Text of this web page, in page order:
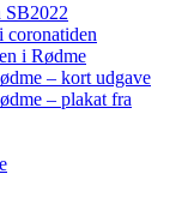
SB2022
coronatiden
i Rødme
– kort udgave
– plakat fra